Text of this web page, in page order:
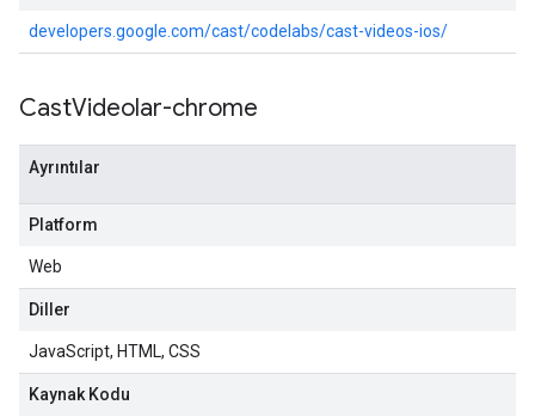
developers.google.com/cast/codelabs/cast-videos-ios/
CastVideolar-chrome
Ayrıntılar
Platform
Web
Diller
JavaScript, HTML, CSS
Kaynak Kodu